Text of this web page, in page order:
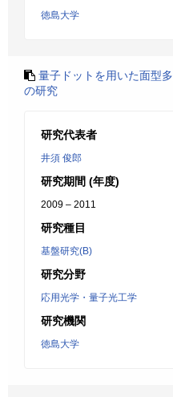
徳島大学
量子ドットを用いた面型
の研究
研究代表者
井須 俊郎
研究期間 (年度)
2009 – 2011
研究種目
基盤研究(B)
研究分野
応用光学・量子光工学
研究機関
徳島大学